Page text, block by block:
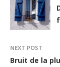
NEXT POST
Bruit de la